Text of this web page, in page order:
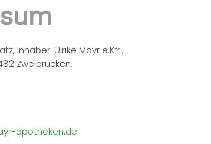
Inhaber: Ulrike Mayr e.Kfr.,
Zweibrücken,
apotheken.de